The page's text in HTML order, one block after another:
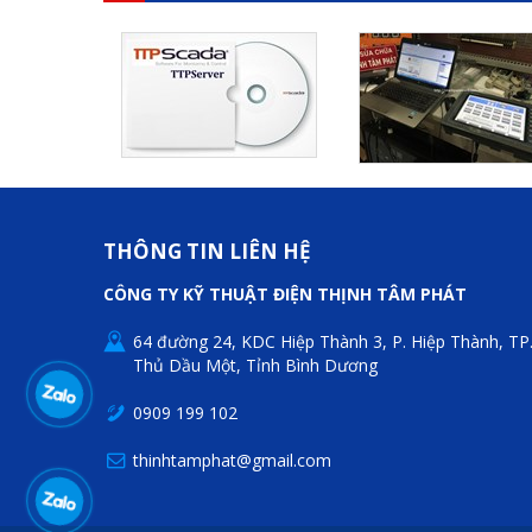
THÔNG TIN LIÊN HỆ
CÔNG TY KỸ THUẬT ĐIỆN THỊNH TÂM PHÁT
64 đường 24, KDC Hiệp Thành 3, P. Hiệp Thành, TP.
Thủ Dầu Một, Tỉnh Bình Dương
0909 199 102
thinhtamphat@gmail.com